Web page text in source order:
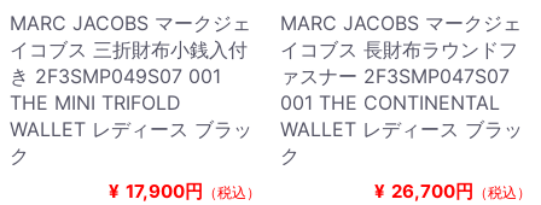
MARC JACOBS マークジェ
イコブス 三折財布小銭入付
き 2F3SMP049S07 001
THE MINI TRIFOLD
WALLET レディース ブラッ
ク
¥ 17,900円 （税込）
MARC JACOBS マークジェ
イコブス 長財布ラウンドフ
ァスナー 2F3SMP047S07
001 THE CONTINENTAL
WALLET レディース ブラッ
ク
¥ 26,700円 （税込）